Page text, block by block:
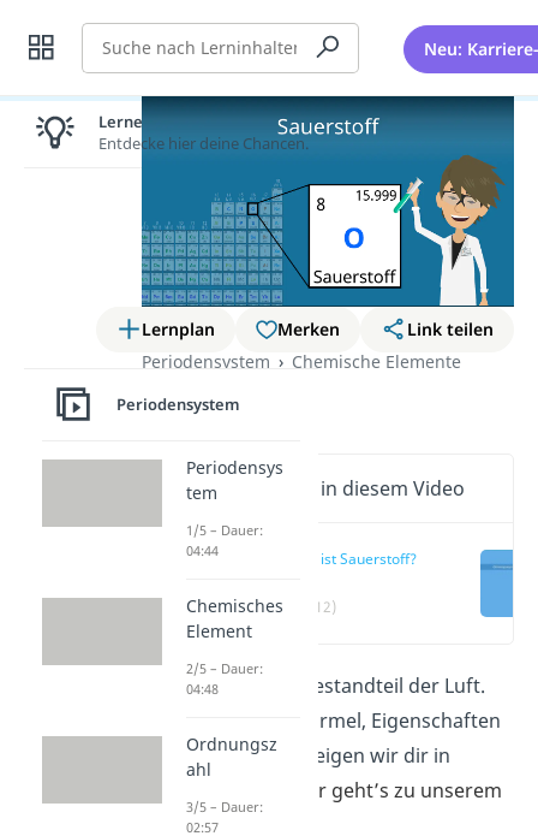
Suche Neu:
Lernplan Merken
Link teilen
Periodensystem
Chemische Elemente
Sauerstoff
Wichtige Inhalte in diesem Video
Was ist Sauerstoff?
(00:12)
Sauerstoff ist ein Bestandteil der Luft.
Seine chemische Formel, Eigenschaften
und Verwendung zeigen wir dir in
g. Hier geht’s zu unserem
kurzenVideo
Lernen lohnt sich!
Entdecke hier deine Chancen.
Periodensystem
Periodensys
tem
1/5 – Dauer:
04:44
Chemisches
Element
2/5 – Dauer:
04:48
Ordnungsz
ahl
3/5 – Dauer:
02:57